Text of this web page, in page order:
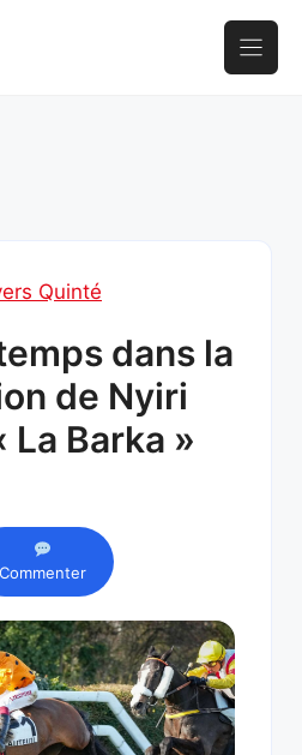
Quinté
dans la
de Nyiri
La Barka »
Commenter